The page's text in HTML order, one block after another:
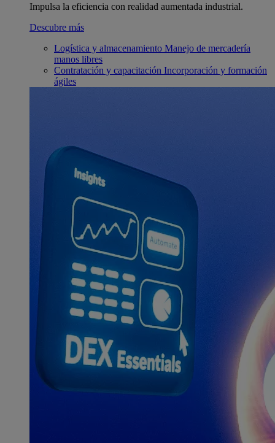
Impulsa la eficiencia con realidad aumentada industrial.
Descubre más
Logística y almacenamiento Manejo de mercadería
manos libres
Contratación y capacitación Incorporación y formación
ágiles